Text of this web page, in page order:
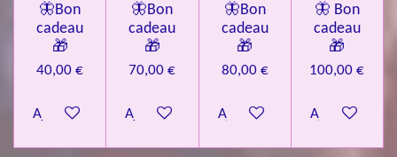
🦋Bon
cadeau
🎁
40,00 €
Ajouter au panier
🦋Bon
cadeau
🎁
70,00 €
Ajouter au panier
🦋Bon
cadeau
🎁
80,00 €
Ajouter au panier
🦋 Bon
cadeau
🎁
100,00 €
Ajouter au